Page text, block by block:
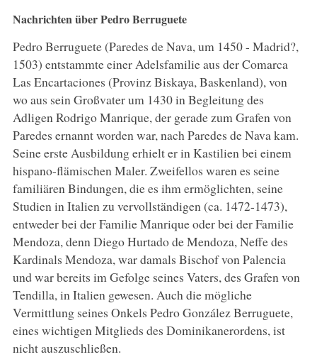
Nachrichten über Pedro Berruguete
Pedro Berruguete (Paredes de Nava, um 1450 - Madrid?,
1503) entstammte einer Adelsfamilie aus der Comarca
Las Encartaciones (Provinz Biskaya, Baskenland), von
wo aus sein Großvater um 1430 in Begleitung des
Adligen Rodrigo Manrique, der gerade zum Grafen von
Paredes ernannt worden war, nach Paredes de Nava kam.
Seine erste Ausbildung erhielt er in Kastilien bei einem
hispano-flämischen Maler. Zweifellos waren es seine
familiären Bindungen, die es ihm ermöglichten, seine
Studien in Italien zu vervollständigen (ca. 1472-1473),
entweder bei der Familie Manrique oder bei der Familie
Mendoza, denn Diego Hurtado de Mendoza, Neffe des
Kardinals Mendoza, war damals Bischof von Palencia
und war bereits im Gefolge seines Vaters, des Grafen von
Tendilla, in Italien gewesen. Auch die mögliche
Vermittlung seines Onkels Pedro González Berruguete,
eines wichtigen Mitglieds des Dominikanerordens, ist
nicht auszuschließen.